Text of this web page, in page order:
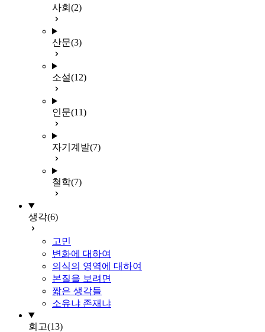
사회 (2)
산문(3)
소설(12)
인문(11)
자기계발(7)
철학(7)
생각(6)
고민
변화에 대하여
의식의 영역에 대하여
본질을 보려면
짧은 생각들
소유냐 존재냐
회고(13)